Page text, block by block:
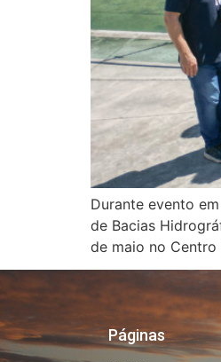
Durante evento
de Bacias
de maio no
Páginas